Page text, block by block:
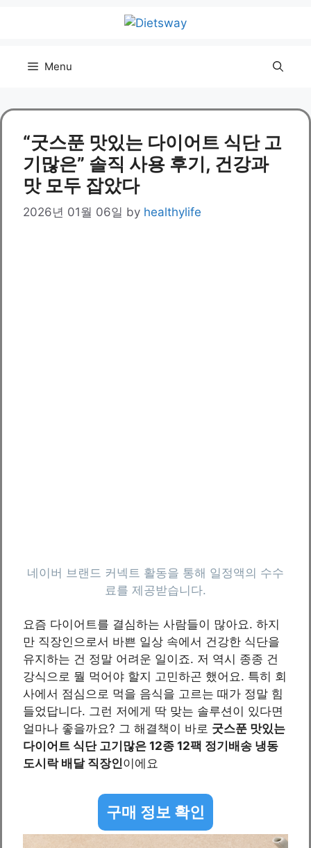
Menu
“굿스푼 맛있는 다이어트 식단 고
기많은” 솔직 사용 후기, 건강과
맛 모두 잡았다
2026년 01월 06일 by healthylife
요즘 다이어트를 결심하는 사람들이 많아요. 하지
만 직장인으로서 바쁜 일상 속에서 건강한 식단을
유지하는 건 정말 어려운 일이죠. 저 역시 종종 건
강식으로 뭘 먹어야 할지 고민하곤 했어요. 특히 회
사에서 점심으로 먹을 음식을 고르는 때가 정말 힘
들었답니다. 그런 저에게 딱 맞는 솔루션이 있다면
얼마나 좋을까요? 그 해결책이 바로 굿스푼 맛있는
다이어트 식단 고기많은 12종 12팩 정기배송 냉동
도시락 배달 직장인이에요
구매 정보 확인